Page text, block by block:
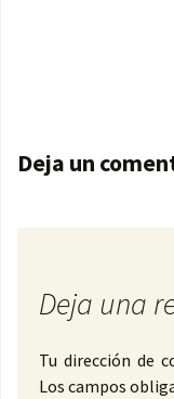
Deja un
Deja una
Tu dirección de
Los campos